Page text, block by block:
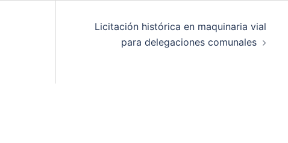
Licitación histórica en maquinaria vial
para delegaciones comunales